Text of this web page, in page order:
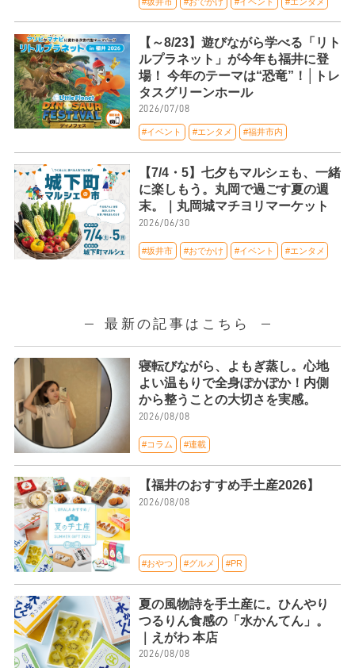
【～8/23】遊びながら学べる「リト
ルプラネット」が今年も福井に登
場！ 今年のテーマは“恐竜”！│トレ
タスグリーンホール
2026/07/08
#イベント #エンタメ #福井市内
【7/4・5】七夕もマルシェも、一緒
に楽しもう。丸岡で過ごす夏の週
末。｜丸岡城マチヨリマーケット
2026/06/30
#坂井市 #おでかけ #イベント #エンタメ
最新の記事はこちら
寝転びながら、よもぎ蒸し。心地
よい温もりで全身ぽかぽか！内側
から整うことの大切さを実感。
2026/08/08
#コラム #連載
【福井のおすすめ手土産2026】
2026/08/08
#おやつ #グルメ #PR
夏の風物詩を手土産に。ひんやり
つるりん食感の「水かんてん」。
｜えがわ 本店
2026/08/08